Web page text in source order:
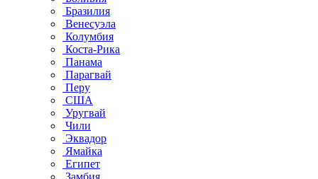
Бразилия
Венесуэла
Колумбия
Коста-Рика
Панама
Парагвай
Перу
США
Уругвай
Чили
Эквадор
Ямайка
Египет
Замбия